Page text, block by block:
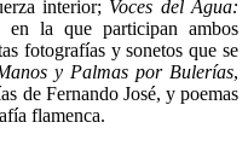
interior; Voces del Agua:
la que participan ambos
fotografías y sonetos que se
y Palmas por Bulerías,
de Fernando José, y poemas
flamenca.